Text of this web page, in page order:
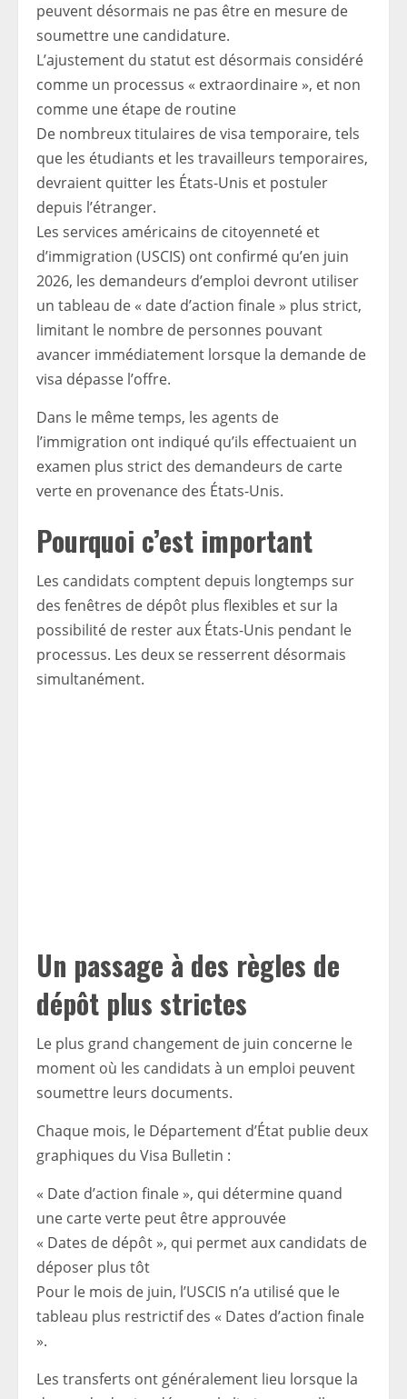
peuvent désormais ne pas être en mesure de
soumettre une candidature.
L’ajustement du statut est désormais considéré
comme un processus « extraordinaire », et non
comme une étape de routine
De nombreux titulaires de visa temporaire, tels
que les étudiants et les travailleurs temporaires,
devraient quitter les États-Unis et postuler
depuis l’étranger.
Les services américains de citoyenneté et
d’immigration (USCIS) ont confirmé qu’en juin
2026, les demandeurs d’emploi devront utiliser
un tableau de « date d’action finale » plus strict,
limitant le nombre de personnes pouvant
avancer immédiatement lorsque la demande de
visa dépasse l’offre.
Dans le même temps, les agents de
l’immigration ont indiqué qu’ils effectuaient un
examen plus strict des demandeurs de carte
verte en provenance des États-Unis.
Pourquoi c’est important
Les candidats comptent depuis longtemps sur
des fenêtres de dépôt plus flexibles et sur la
possibilité de rester aux États-Unis pendant le
processus. Les deux se resserrent désormais
simultanément.
Un passage à des règles de
dépôt plus strictes
Le plus grand changement de juin concerne le
moment où les candidats à un emploi peuvent
soumettre leurs documents.
Chaque mois, le Département d’État publie deux
graphiques du Visa Bulletin :
« Date d’action finale », qui détermine quand
une carte verte peut être approuvée
« Dates de dépôt », qui permet aux candidats de
déposer plus tôt
Pour le mois de juin, l’USCIS n’a utilisé que le
tableau plus restrictif des « Dates d’action finale
».
Les transferts ont généralement lieu lorsque la